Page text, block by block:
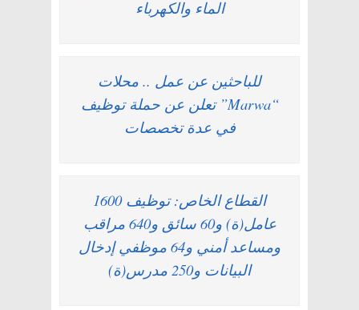
الماء والكهرباء
للباحثين عن عمل .. محلات
“Marwa” تعلن عن حملة توظيف
في عدة تخصصات
القطاع الخاص: توظيف 1600
عامل(ة) و60 سائق و640 مراقب
ومساعد أمني و64 موظفي إدخال
البيانات و250 مدرس(ة)